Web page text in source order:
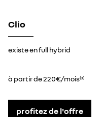
Clio
existe en full hybrid
à partir de 220€/mois(3)
profitez de l'offre